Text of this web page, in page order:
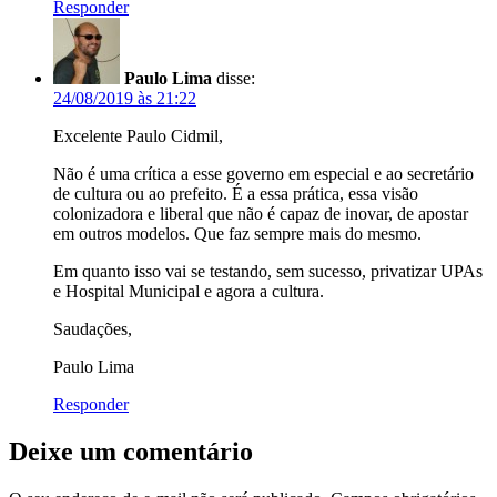
Responder
Paulo Lima disse:
24/08/2019 às 21:22
Excelente Paulo Cidmil,
Não é uma crítica a esse governo em especial e ao secretário
de cultura ou ao prefeito. É a essa prática, essa visão
colonizadora e liberal que não é capaz de inovar, de apostar
em outros modelos. Que faz sempre mais do mesmo.
Em quanto isso vai se testando, sem sucesso, privatizar UPAs
e Hospital Municipal e agora a cultura.
Saudações,
Paulo Lima
Responder
Deixe um comentário